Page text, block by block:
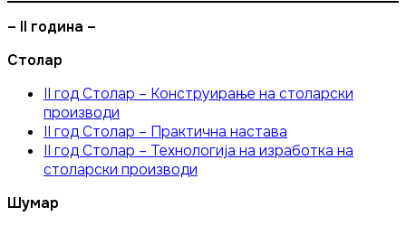
– II година –
Столар
II год Столар – Конструирање на столарски
производи
II год Столар – Практична настава
II год Столар – Технологија на изработка на
столарски производи
Шумар